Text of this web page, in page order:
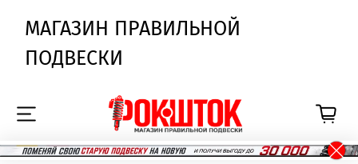
МАГАЗИН ПРАВИЛЬНОЙ
ПОДВЕСКИ